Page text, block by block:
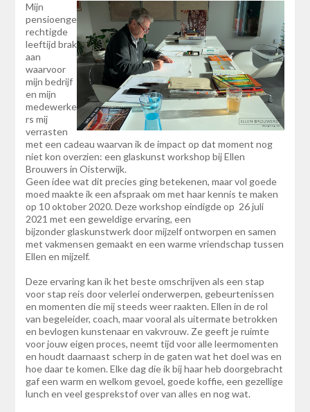
Mijn
pensioenge
rechtigde
leeftijd brak
aan
waarvoor
mijn bedrijf
en mijn
medewerke
rs mij
verrasten
met een cadeau waarvan ik de impact op dat moment nog
niet kon overzien: een glaskunst workshop bij Ellen
Brouwers in Oisterwijk.
Geen idee wat dit precies ging betekenen, maar vol goede
moed maakte ik een afspraak om met haar kennis te maken
op 10 oktober 2020. Deze workshop eindigde op 26 juli
2021 met een geweldige ervaring, een
bijzonder glaskunstwerk door mijzelf ontworpen en samen
met vakmensen gemaakt en een warme vriendschap tussen
Ellen en mijzelf.
Deze ervaring kan ik het beste omschrijven als een stap
voor stap reis door velerlei onderwerpen, gebeurtenissen
en momenten die mij steeds weer raakten. Ellen in de rol
van begeleider, coach, maar vooral als uitermate betrokken
en bevlogen kunstenaar en vakvrouw. Ze geeft je ruimte
voor jouw eigen proces, neemt tijd voor alle leermomenten
en houdt daarnaast scherp in de gaten wat het doel was en
hoe daar te komen. Elke dag die ik bij haar heb doorgebracht
gaf een warm en welkom gevoel, goede koffie, een gezellige
lunch en veel gesprekstof over van alles en nog wat.